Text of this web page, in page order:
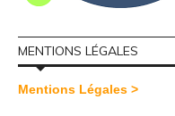
MENTIONS LÉGALES
Mentions Légales >